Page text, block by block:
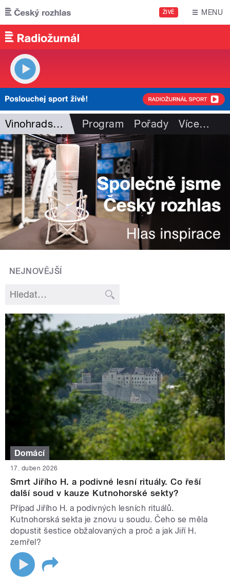
Přejít k hlavnímu obsahu
ŽIVĚ MENU
Vinohradská 12 Program Pořady Více…
NEJNOVĚJŠÍ
Domácí
17. duben 2026
Smrt Jiřího H. a podivné lesní rituály. Co řeší
další soud v kauze Kutnohorské sekty?
Případ Jiřího H. a podivných lesních rituálů.
Kutnohorská sekta je znovu u soudu. Čeho se měla
dopustit šestice obžalovaných a proč a jak Jiří H.
zemřel?